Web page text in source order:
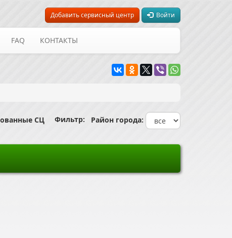
Добавить сервисный центр Войти
FAQ КОНТАКТЫ
СЦ Фильтр: Район города: